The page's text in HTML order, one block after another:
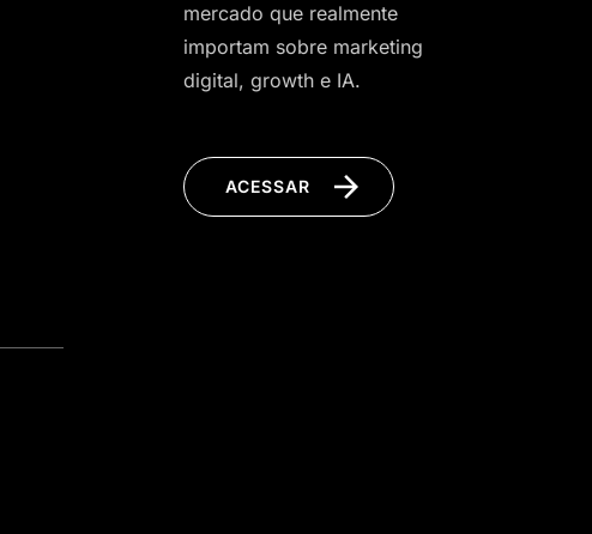
mercado que realmente
importam sobre marketing
digital, growth e IA.
ACESSAR